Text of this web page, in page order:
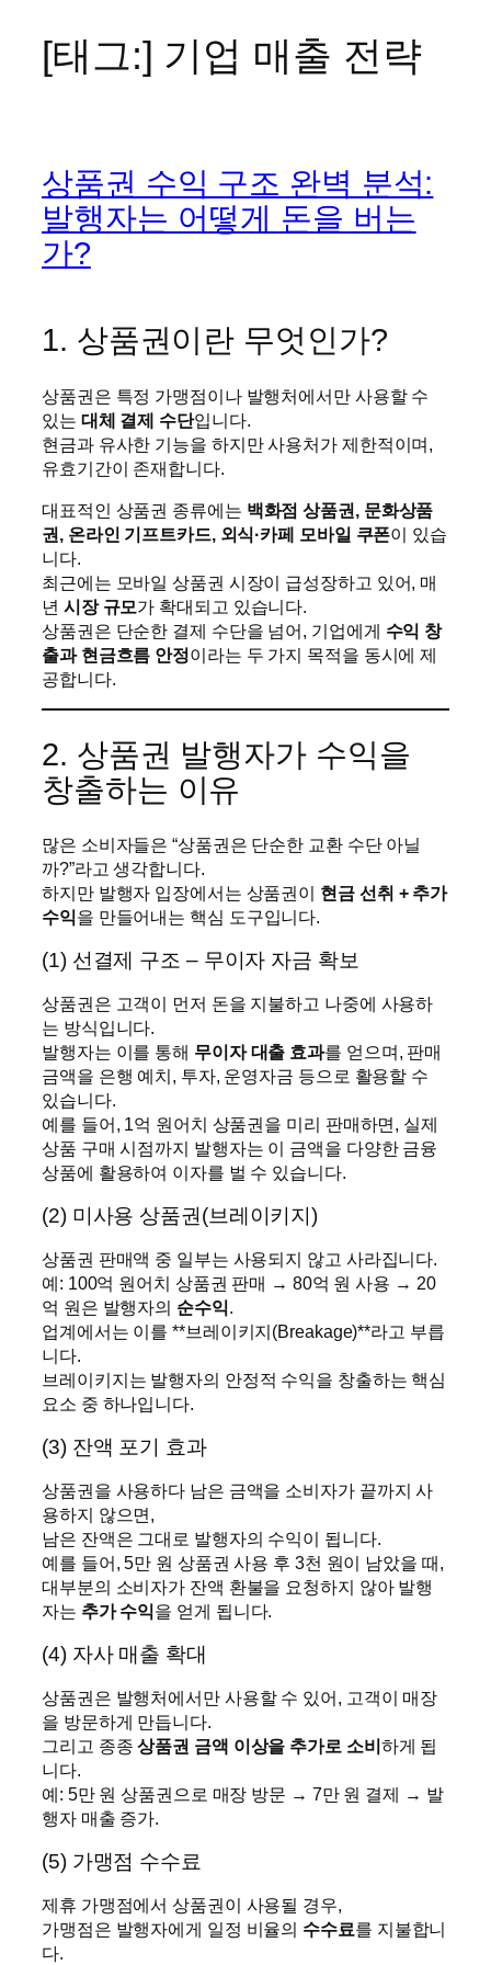
[태그:] 기업 매출 전략
상품권 수익 구조 완벽 분석:
발행자는 어떻게 돈을 버는
가?
1. 상품권이란 무엇인가?
상품권은 특정 가맹점이나 발행처에서만 사용할 수
있는 대체 결제 수단입니다.
현금과 유사한 기능을 하지만 사용처가 제한적이며,
유효기간이 존재합니다.
대표적인 상품권 종류에는 백화점 상품권, 문화상품
권, 온라인 기프트카드, 외식·카페 모바일 쿠폰이 있습
니다.
최근에는 모바일 상품권 시장이 급성장하고 있어, 매
년 시장 규모가 확대되고 있습니다.
상품권은 단순한 결제 수단을 넘어, 기업에게 수익 창
출과 현금흐름 안정이라는 두 가지 목적을 동시에 제
공합니다.
2. 상품권 발행자가 수익을
창출하는 이유
많은 소비자들은 “상품권은 단순한 교환 수단 아닐
까?”라고 생각합니다.
하지만 발행자 입장에서는 상품권이 현금 선취 + 추가
수익을 만들어내는 핵심 도구입니다.
(1) 선결제 구조 – 무이자 자금 확보
상품권은 고객이 먼저 돈을 지불하고 나중에 사용하
는 방식입니다.
발행자는 이를 통해 무이자 대출 효과를 얻으며, 판매
금액을 은행 예치, 투자, 운영자금 등으로 활용할 수
있습니다.
예를 들어, 1억 원어치 상품권을 미리 판매하면, 실제
상품 구매 시점까지 발행자는 이 금액을 다양한 금융
상품에 활용하여 이자를 벌 수 있습니다.
(2) 미사용 상품권(브레이키지)
상품권 판매액 중 일부는 사용되지 않고 사라집니다.
예: 100억 원어치 상품권 판매 → 80억 원 사용 → 20
억 원은 발행자의 순수익.
업계에서는 이를 **브레이키지(Breakage)**라고 부릅
니다.
브레이키지는 발행자의 안정적 수익을 창출하는 핵심
요소 중 하나입니다.
(3) 잔액 포기 효과
상품권을 사용하다 남은 금액을 소비자가 끝까지 사
용하지 않으면,
남은 잔액은 그대로 발행자의 수익이 됩니다.
예를 들어, 5만 원 상품권 사용 후 3천 원이 남았을 때,
대부분의 소비자가 잔액 환불을 요청하지 않아 발행
자는 추가 수익을 얻게 됩니다.
(4) 자사 매출 확대
상품권은 발행처에서만 사용할 수 있어, 고객이 매장
을 방문하게 만듭니다.
그리고 종종상품권 금액 이상을 추가로 소비 하게 됩
니다.
예: 5만 원 상품권으로 매장 방문 → 7만 원 결제 → 발
행자 매출 증가.
(5) 가맹점 수수료
제휴 가맹점에서 상품권이 사용될 경우,
가맹점은 발행자에게 일정 비율의 수수료를 지불합니
다.